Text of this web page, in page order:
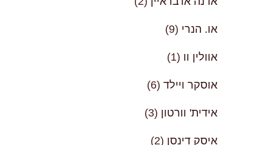
או. הנרי (9)
אוולין וו (1)
אוסקר ויילד (6)
אידית' וורטון (3)
איסק דינסן (2)